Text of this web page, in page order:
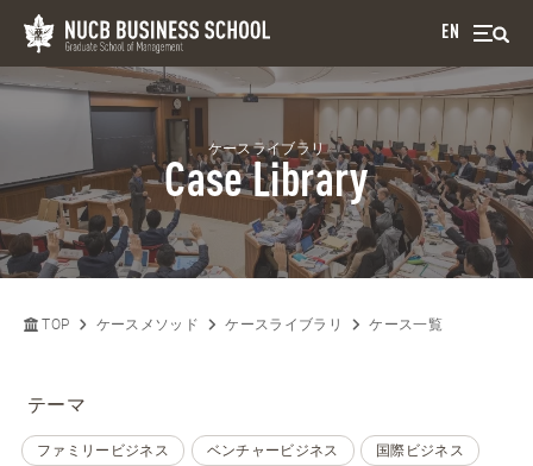
EN
ケースライブラリ
Case Library
TOP ケースメソッド ケースライブラリ ケース一覧
テーマ
ファミリービジネス ベンチャービジネス 国際ビジネス